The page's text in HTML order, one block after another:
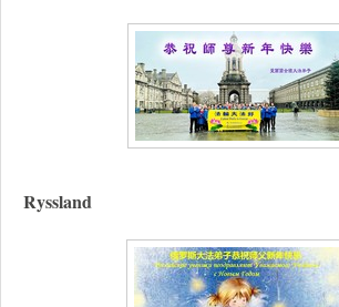
Ryssland